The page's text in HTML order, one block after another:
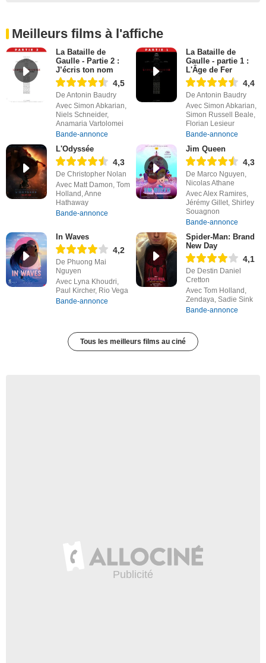
Meilleurs films à l'affiche
La Bataille de
Gaulle - Partie 2 :
J’écris ton nom
4,5
De Antonin Baudry
Avec Simon Abkarian,
Niels Schneider,
Anamaria Vartolomei
Bande-annonce
La Bataille de
Gaulle - partie 1 :
L'Âge de Fer
4,4
De Antonin Baudry
Avec Simon Abkarian,
Simon Russell Beale,
Florian Lesieur
Bande-annonce
L'Odyssée
4,3
De Christopher Nolan
Avec Matt Damon, Tom
Holland, Anne
Hathaway
Bande-annonce
Jim Queen
4,3
De Marco Nguyen,
Nicolas Athane
Avec Alex Ramires,
Jérémy Gillet, Shirley
Souagnon
Bande-annonce
In Waves
4,2
De Phuong Mai
Nguyen
Avec Lyna Khoudri,
Paul Kircher, Rio Vega
Bande-annonce
Spider-Man: Brand
New Day
4,1
De Destin Daniel
Cretton
Avec Tom Holland,
Zendaya, Sadie Sink
Bande-annonce
Tous les meilleurs films au ciné